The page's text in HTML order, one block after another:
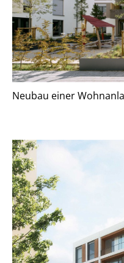
Neubau einer